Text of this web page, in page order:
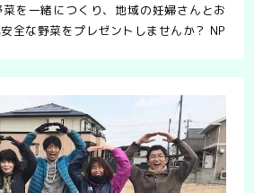
を一緒につくり、地域の妊婦さんとお
全な野菜をプレゼントしませんか？ NP